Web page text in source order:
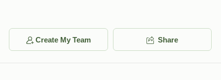
Create My Team Share